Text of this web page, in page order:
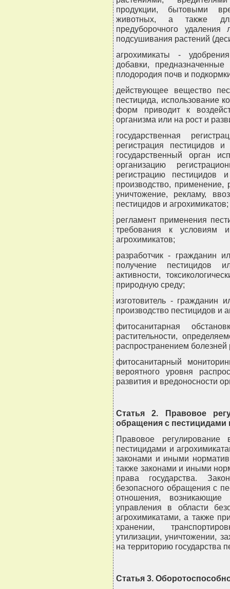
продукции, бытовыми
животных, а также
предуборочного удаления
подсушивания растений
агрохимикаты -
добавки,
плодородия почв и
действующее вещество
пестицида, использование
форм приводит к
организма или на рост и
государственная
регистрация пестицидов
государственный орган
организацию
регистрацию пестицидов
производство, применение,
уничтожение, рекламу,
пестицидов и агрохимикатов;
регламент применения
требования к условиям
агрохимикатов;
разработчик - гражданин
получение пестицидов
активности,
природную среду;
изготовитель - гражданин
производство пестицидов и
фитосанитарная
растительности,
распространением
фитосанитарный
вероятного уровня
развития и вредоносности
Статья 2. Правовое
обращения с пестицидами
Правовое
пестицидами и
законами и иными
также законами и иными
права государства.
безопасного обращения с
отношения, возникающие
управления в области
агрохимикатами, а также
хранении,
утилизации, уничтожении,
на территорию государства
Статья 3.